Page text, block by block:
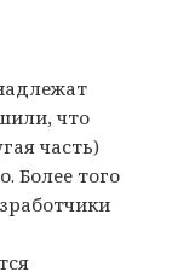
что
часть)
Более того